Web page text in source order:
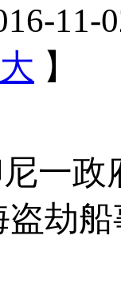
11-
大 】
一政
劫